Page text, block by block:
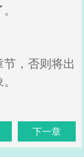
，否则将出
下一章